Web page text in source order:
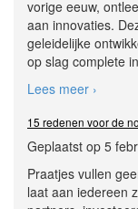
vorige eeuw,
aan innovaties.
geleidelijke
op slag complete
Lees meer ›
15 redenen voor de
Geplaatst op 5
Praatjes vullen
laat aan iedereen